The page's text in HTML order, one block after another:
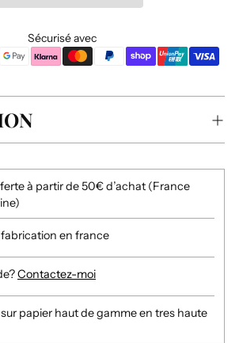
Sécurisé avec
à partir de 50€ d’achat (France
en france
Contactez-moi
papier haut de gamme en tres haute